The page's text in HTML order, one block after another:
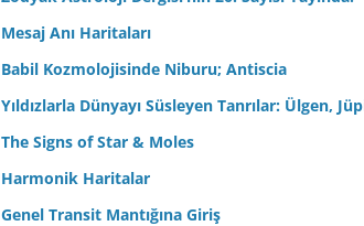
Mesaj Anı Haritaları
Babil Kozmolojisinde Niburu; Antiscia
Yıldızlarla Dünyayı Süsleyen Tanrılar: Ülgen,
The Signs of Star & Moles
Harmonik Haritalar
Genel Transit Mantığına Giriş